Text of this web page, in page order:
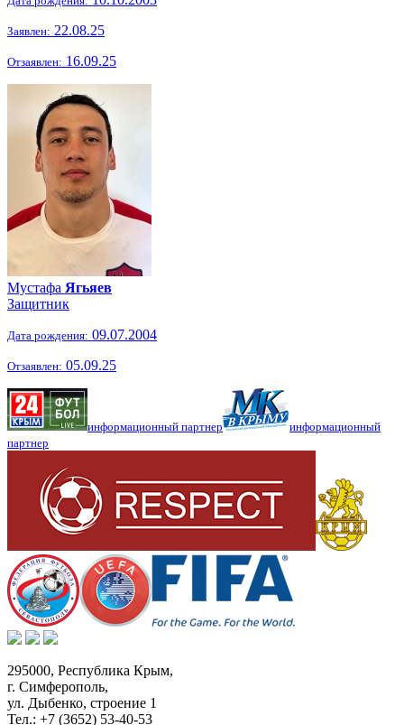
Заявлен: 22.08.25
Отзаявлен: 16.09.25
Мустафа Ягьяев
Защитник
Дата рождения: 09.07.2004
Отзаявлен: 05.09.25
информационный партнер
информационный
партнер
295000, Республика Крым,
г. Симферополь,
ул. Дыбенко, строение 1
Тел.: +7 (3652) 53-40-53